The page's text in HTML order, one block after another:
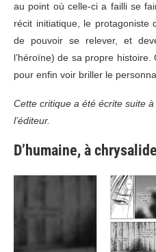
au point où celle-ci a failli se
récit initiatique, le protagoniste
de pouvoir se relever, et
l’héroïne) de sa propre
pour enfin voir briller le
Cette critique a été écrite suite à
l’éditeur.
D’humaine, à chrysalide